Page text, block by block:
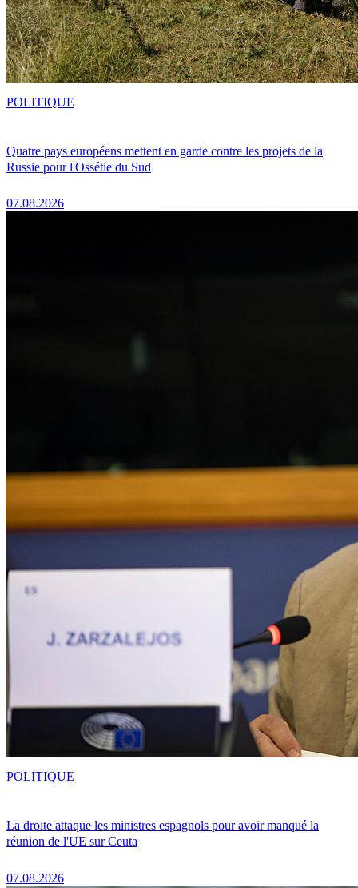
Quatre pays européens mettent en garde contre les projets de la
Russie pour l'Ossétie du Sud
07.08.2026
POLITIQUE
La droite attaque les ministres espagnols pour avoir manqué la
réunion de l'UE sur Ceuta
07.08.2026
POLITIQUE